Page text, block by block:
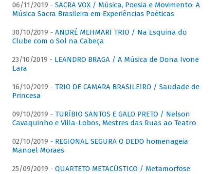
06/11/2019 - SACRA VOX / Música, Poesia e Movimento: A
Música Sacra Brasileira em Experiências Poéticas
30/10/2019 - ANDRÉ MEHMARI TRIO / Na Esquina do
Clube com o Sol na Cabeça
23/10/2019 - LEANDRO BRAGA / A Música de Dona Ivone
Lara
16/10/2019 - TRIO DE CAMARA BRASILEIRO / Saudade de
Princesa
09/10/2019 - TURÍBIO SANTOS E GALO PRETO / Nelson
Cavaquinho e Villa-Lobos, Mestres das Ruas ao Teatro
02/10/2019 - REGIONAL SEGURA O DEDO homenageia
Manoel Moraes
25/09/2019 - QUARTETO METACÚSTICO / Metamorfose